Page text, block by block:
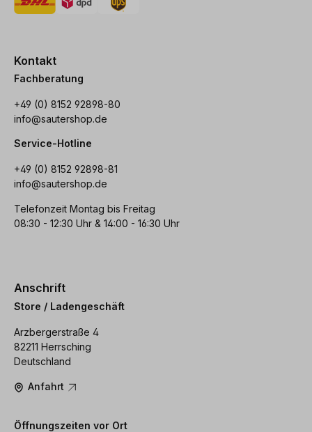
Kontakt
Fachberatung
+49 (0) 8152 92898-80
info@sautershop.de
Service-Hotline
+49 (0) 8152 92898-81
info@sautershop.de
Telefonzeit Montag bis Freitag
08:30 - 12:30 Uhr & 14:00 - 16:30 Uhr
Anschrift
Store / Ladengeschäft
Arzbergerstraße 4
82211 Herrsching
Deutschland
Anfahrt
Öffnungszeiten vor Ort